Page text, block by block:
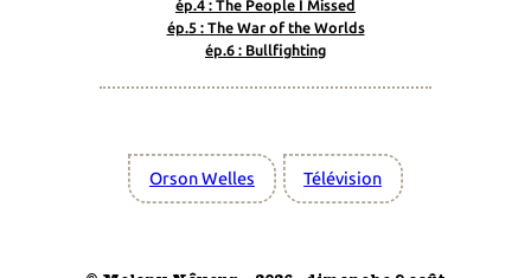
ép.4 : The People I Missed
ép.5 : The War of the Worlds
ép.6 : Bullfighting
Orson Welles Télévision